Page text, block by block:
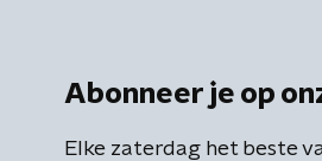
Abonneer je op
Elke zaterdag het beste